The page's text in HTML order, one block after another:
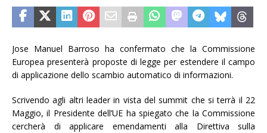
Jose Manuel Barroso ha confermato che la Commissione
Europea presenterà proposte di legge per estendere il campo
di applicazione dello scambio automatico di informazioni.
Scrivendo agli altri leader in vista del summit che si terrà il 22
Maggio, il Presidente dell’UE ha spiegato che la Commissione
cercherà di applicare emendamenti alla Direttiva sulla